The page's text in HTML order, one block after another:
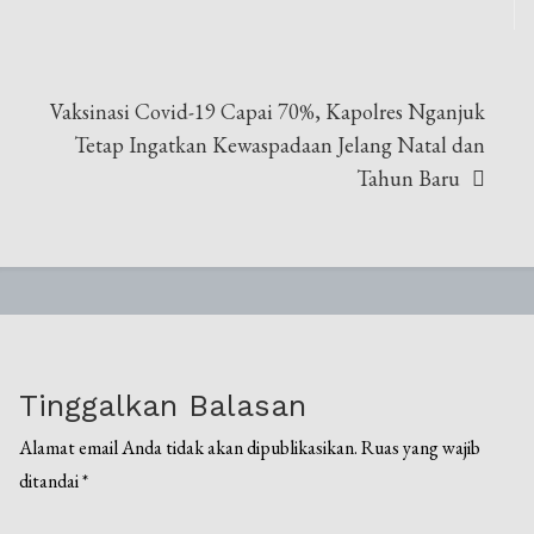
Vaksinasi Covid-19 Capai 70%, Kapolres Nganjuk
Tetap Ingatkan Kewaspadaan Jelang Natal dan
Tahun Baru
Tinggalkan Balasan
Alamat email Anda tidak akan dipublikasikan. Ruas yang wajib
ditandai*